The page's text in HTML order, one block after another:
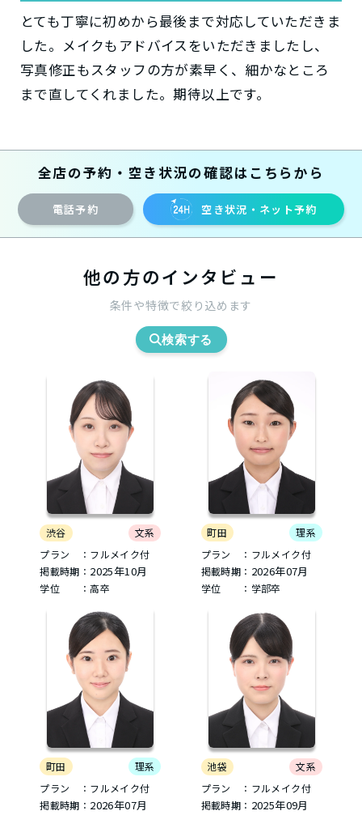
とても丁寧に初めから最後まで対応していただきま
した。メイクもアドバイスをいただきましたし、
写真修正もスタッフの方が素早く、細かなところ
まで直してくれました。期待以上です。
全店の予約・空き状況の確認はこちらから
電話予約 空き状況・ネット予約
他の方のインタビュー
条件や特徴で絞り込めます
検索する
渋谷
文系
プラン ：フルメイク付
掲載時期： 2025年10月
学位 ：高卒
町田
理系
プラン ：フルメイク付
掲載時期： 2026年07月
学位 ：学部卒
町田
理系
プラン ：フルメイク付
掲載時期： 2026年07月
池袋
文系
プラン ：フルメイク付
掲載時期： 2025年09月